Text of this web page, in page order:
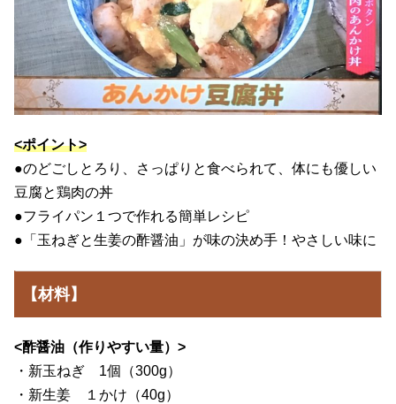
<ポイント>
●のどごしとろり、さっぱりと食べられて、体にも優しい
豆腐と鶏肉の丼
●フライパン１つで作れる簡単レシピ
●「玉ねぎと生姜の酢醤油」が味の決め手！やさしい味に
【材料】
<酢醤油（作りやすい量）>
・新玉ねぎ 1個（300g）
・新生姜 １かけ（40g）